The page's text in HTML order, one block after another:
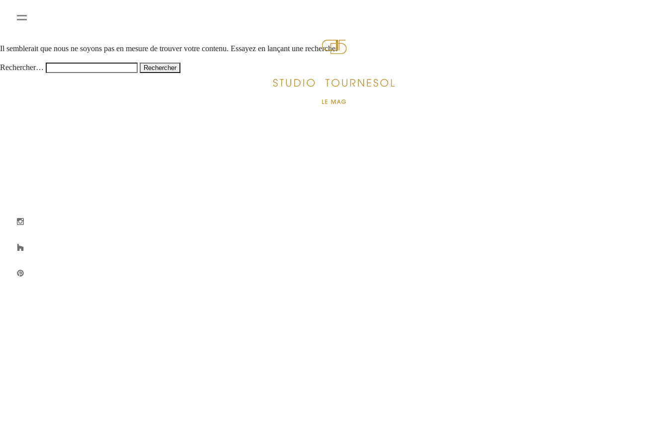
Rien ici
Il semblerait que nous ne soyons pas en mesure de trouver votre contenu. Essayez en lançant une recherche.
Rechercher…